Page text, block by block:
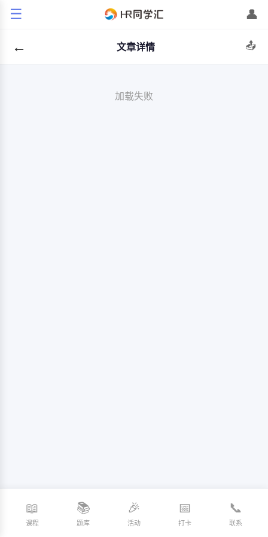
☰ 👤
← 文章详情 📤
加载失败
📖
课程
📚
题库
🎉
活动
📅
打卡
📞
联系